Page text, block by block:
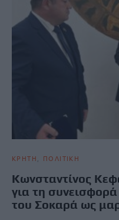
ΚΡΗΤΗ ΠΟΛΙΤΙΚΗ
Κωνσταντίνος
για τη
του Σοκαρά ως